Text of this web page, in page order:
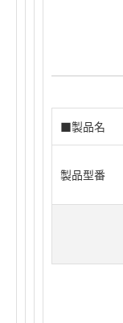
■製品名
製品型番